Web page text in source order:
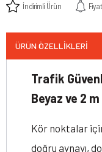
İndirimli Ürün
ÜRÜN ÖZELLIKLERI
Trafik
Beyaz ve 2
Kör noktalar
doğru aynayı,